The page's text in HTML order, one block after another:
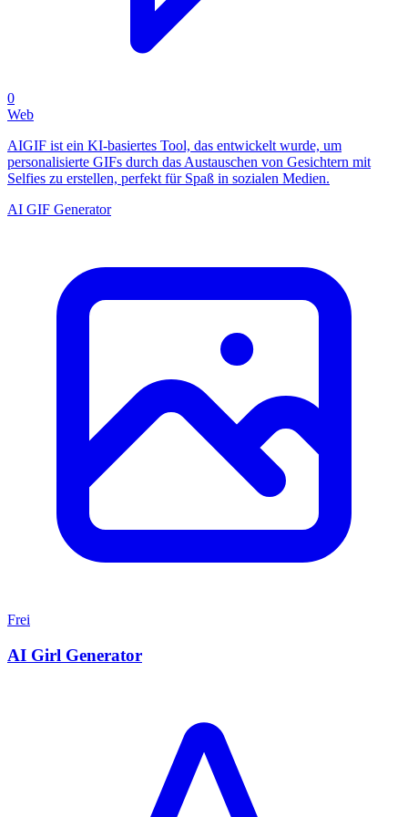
0
Web
AIGIF ist ein KI-basiertes Tool, das entwickelt wurde, um
personalisierte GIFs durch das Austauschen von Gesichtern mit
Selfies zu erstellen, perfekt für Spaß in sozialen Medien.
AI GIF Generator
Frei
AI Girl Generator